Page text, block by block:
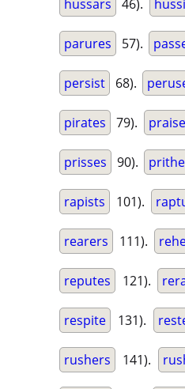
hussars 46).
parures 57).
persist 68).
pirates 79).
prisses 90).
rapists 101).
rearers 111).
reputes 121).
respite 131).
rushers 141).